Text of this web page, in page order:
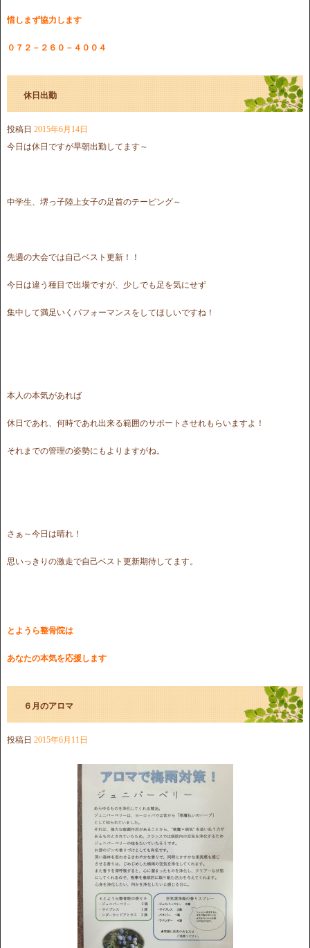
惜しまず協力します
０７２－２６０－４００４
休日出勤
投稿日 2015年6月14日
今日は休日ですが早朝出勤してます～
中学生、堺っ子陸上女子の足首のテーピング～
先週の大会では自己ベスト更新！！
今日は違う種目で出場ですが、少しでも足を気にせず
集中して満足いくパフォーマンスをしてほしいですね！
本人の本気があれば
休日であれ、何時であれ出来る範囲のサポートさせれもらいますよ！
それまでの管理の姿勢にもよりますがね。
さぁ～今日は晴れ！
思いっきりの激走で自己ベスト更新期待してます。
とようら整骨院は
あなたの本気を応援します
６月のアロマ
投稿日 2015年6月11日